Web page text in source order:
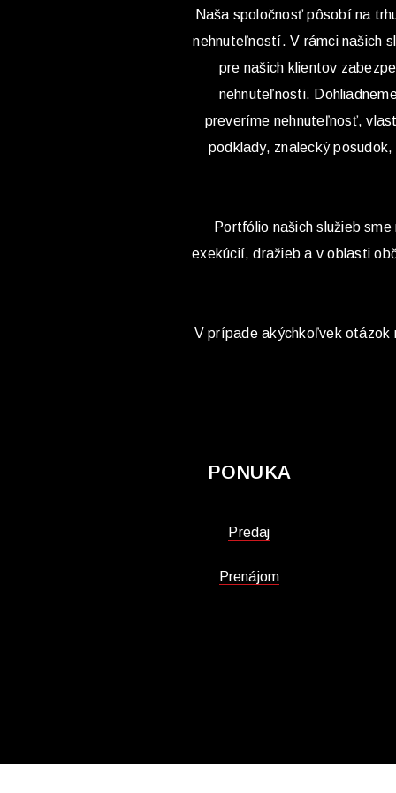
Naša spoločnosť pôsobí na
nehnuteľností. V rámci našich
pre našich klientov
nehnuteľnosti.
preveríme nehnuteľnosť,
podklady, znalecký
Portfólio našich služieb
exekúcií, dražieb a v oblasti
V prípade akýchkoľvek otázok
PONUKA
Predaj
Prenájom